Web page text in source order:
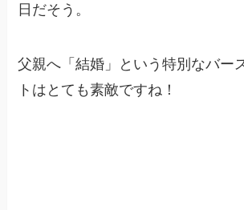
日だそう。
父親へ「結婚」という特別なバー
トはとても素敵ですね！